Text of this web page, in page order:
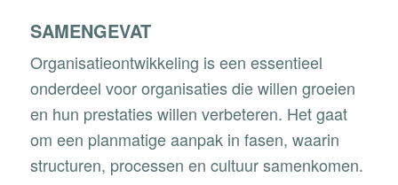
SAMENGEVAT
Organisatieontwikkeling is een essentieel
onderdeel voor organisaties die willen groeien
en hun prestaties willen verbeteren. Het gaat
om een planmatige aanpak in fasen, waarin
structuren, processen en cultuur samenkomen.